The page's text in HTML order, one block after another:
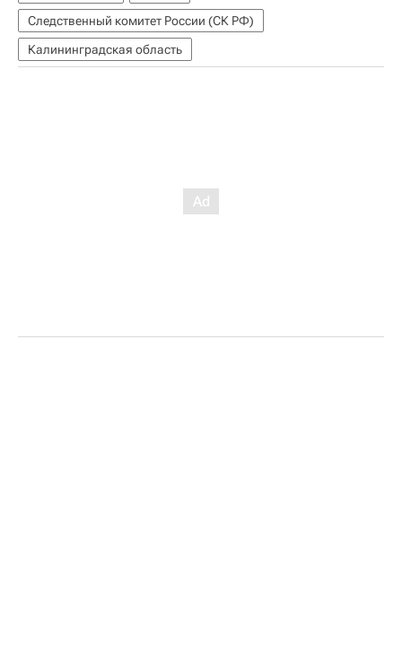
Следственный комитет России (СК РФ)
Калининградская область